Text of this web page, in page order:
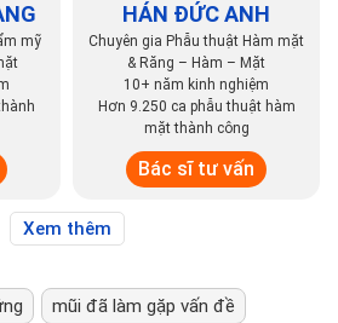
mỹ
HÁN ĐỨC ANH
Chuyên gia Phẫu thuật Hàm mặt
& Răng – Hàm – Mặt
10+ năm kinh nghiệm
Hơn 9.250 ca phẫu thuật hàm
mặt thành công
Bác sĩ tư vấn
Xem thêm
mũi đã làm gặp vấn đề